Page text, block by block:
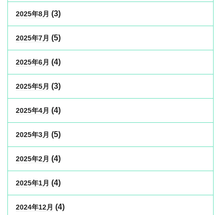
2025年8月 (3)
2025年7月 (5)
2025年6月 (4)
2025年5月 (3)
2025年4月 (4)
2025年3月 (5)
2025年2月 (4)
2025年1月 (4)
2024年12月 (4)